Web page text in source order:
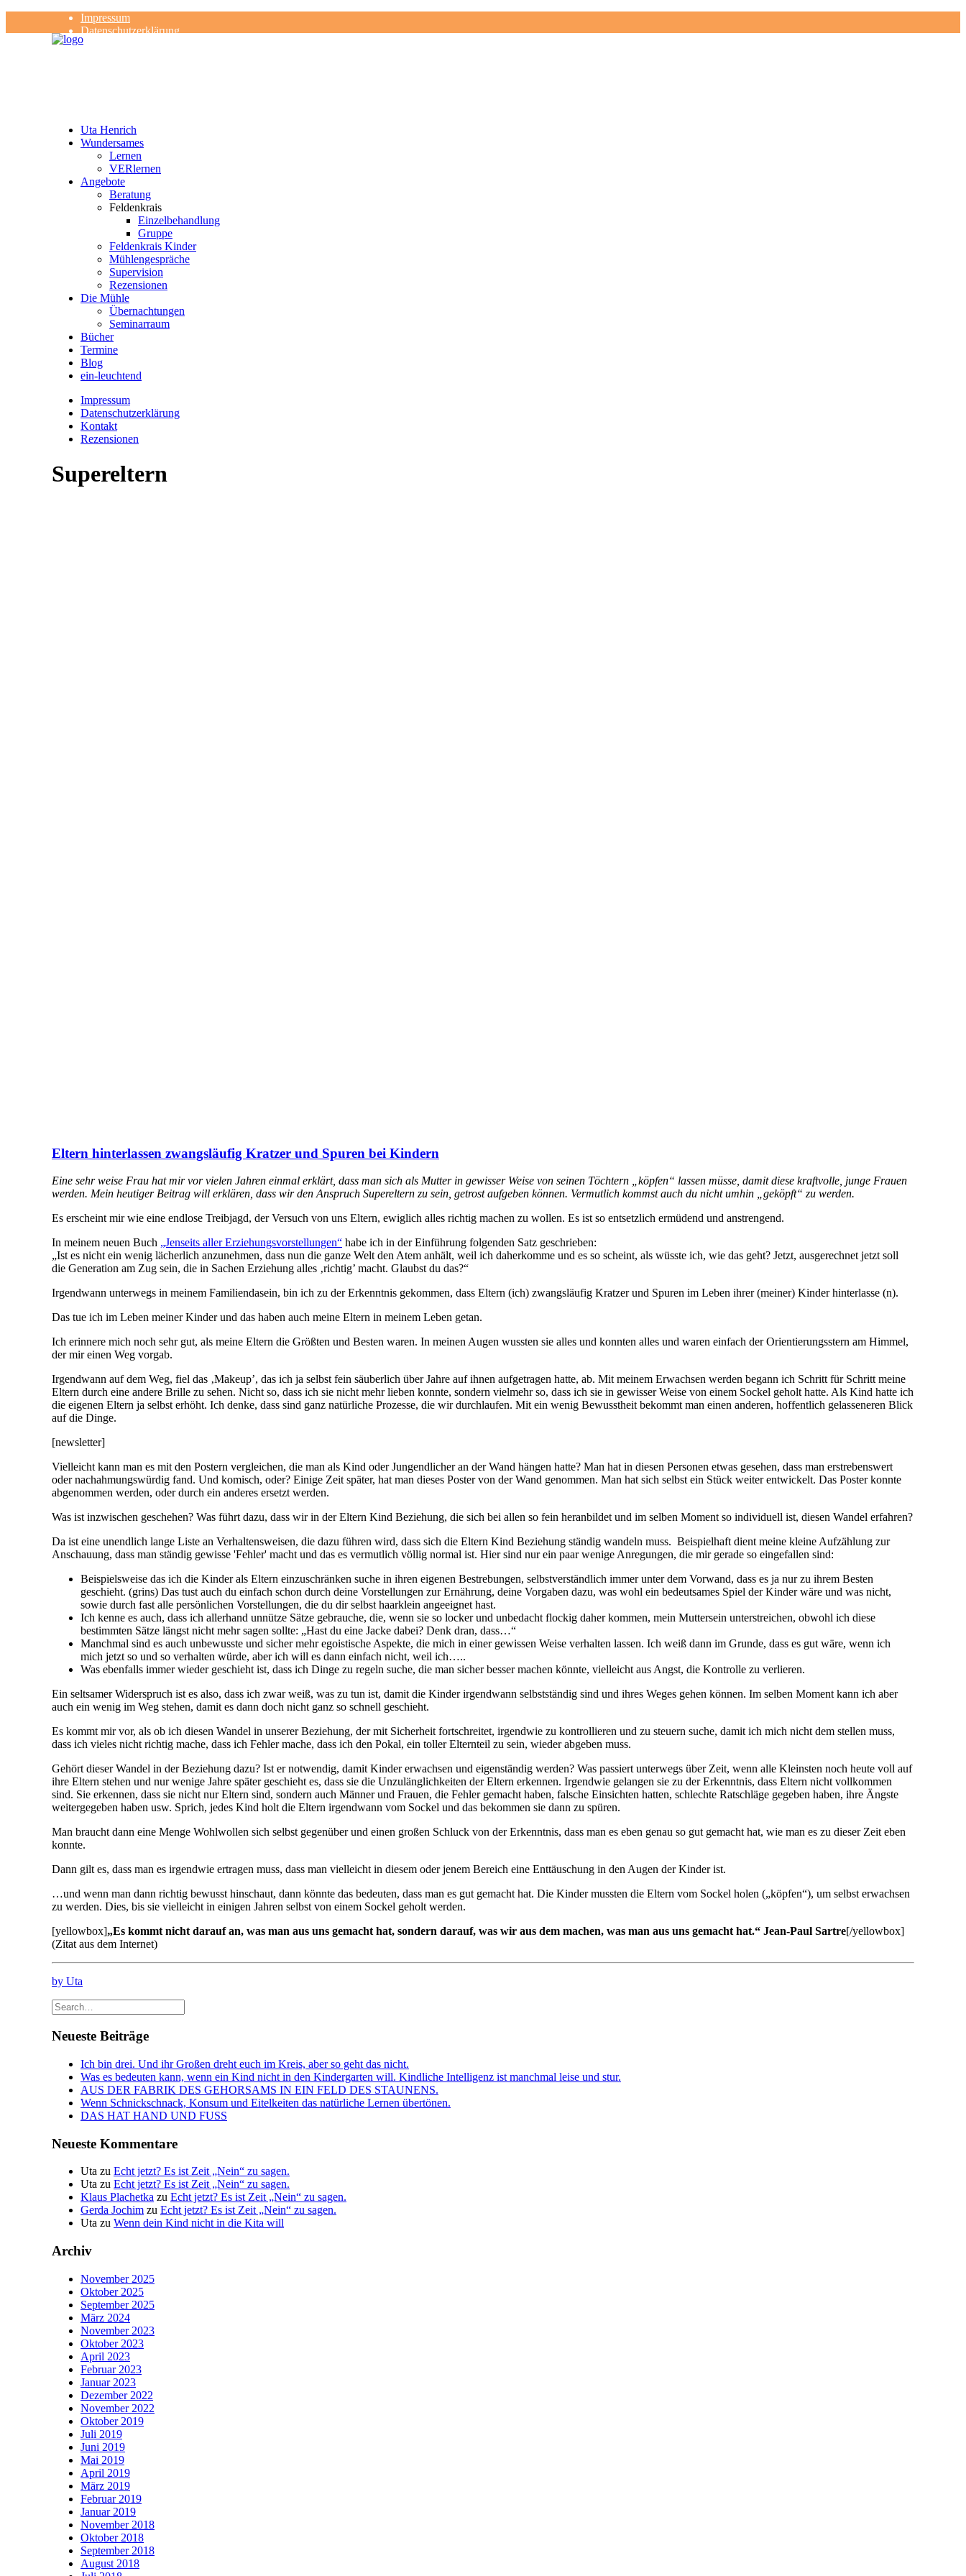
Impressum
Datenschutzerklärung
Kontakt
Uta Henrich
Wundersames
Lernen
VERlernen
Angebote
Beratung
Feldenkrais
Einzelbehandlung
Gruppe
Feldenkrais Kinder
Mühlengespräche
Supervision
Rezensionen
Die Mühle
Übernachtungen
Seminarraum
Bücher
Termine
Blog
ein-leuchtend
Impressum
Datenschutzerklärung
Kontakt
Rezensionen
Supereltern
Eltern hinterlassen zwangsläufig Kratzer und Spuren bei Kindern
Eine sehr weise Frau hat mir vor vielen Jahren einmal erklärt, dass man sich als Mutter in gewisser Weise von seinen Töchtern „köpfen“ lassen müsse, damit diese kraftvolle, junge Frauen
werden. Mein heutiger Beitrag will erklären, dass wir den Anspruch Supereltern zu sein, getrost aufgeben können. Vermutlich kommst auch du nicht umhin „geköpft“ zu werden.
Es erscheint mir wie eine endlose Treibjagd, der Versuch von uns Eltern, ewiglich alles richtig machen zu wollen. Es ist so entsetzlich ermüdend und anstrengend.
In meinem neuen Buch „Jenseits aller Erziehungsvorstellungen“ habe ich in der Einführung folgenden Satz geschrieben:
„Ist es nicht ein wenig lächerlich anzunehmen, dass nun die ganze Welt den Atem anhält, weil ich daherkomme und es so scheint, als wüsste ich, wie das geht? Jetzt, ausgerechnet jetzt soll
die Generation am Zug sein, die in Sachen Erziehung alles ‚richtig’ macht. Glaubst du das?“
Irgendwann unterwegs in meinem Familiendasein, bin ich zu der Erkenntnis gekommen, dass Eltern (ich) zwangsläufig Kratzer und Spuren im Leben ihrer (meiner) Kinder hinterlasse (n).
Das tue ich im Leben meiner Kinder und das haben auch meine Eltern in meinem Leben getan.
Ich erinnere mich noch sehr gut, als meine Eltern die Größten und Besten waren. In meinen Augen wussten sie alles und konnten alles und waren einfach der Orientierungsstern am Himmel,
der mir einen Weg vorgab.
Irgendwann auf dem Weg, fiel das ‚Makeup’, das ich ja selbst fein säuberlich über Jahre auf ihnen aufgetragen hatte, ab. Mit meinem Erwachsen werden begann ich Schritt für Schritt meine
Eltern durch eine andere Brille zu sehen. Nicht so, dass ich sie nicht mehr lieben konnte, sondern vielmehr so, dass ich sie in gewisser Weise von einem Sockel geholt hatte. Als Kind hatte ich
die eigenen Eltern ja selbst erhöht. Ich denke, dass sind ganz natürliche Prozesse, die wir durchlaufen. Mit ein wenig Bewusstheit bekommt man einen anderen, hoffentlich gelasseneren Blick
auf die Dinge.
[newsletter]
Vielleicht kann man es mit den Postern vergleichen, die man als Kind oder Jungendlicher an der Wand hängen hatte? Man hat in diesen Personen etwas gesehen, dass man erstrebenswert
oder nachahmungswürdig fand. Und komisch, oder? Einige Zeit später, hat man dieses Poster von der Wand genommen. Man hat sich selbst ein Stück weiter entwickelt. Das Poster konnte
abgenommen werden, oder durch ein anderes ersetzt werden.
Was ist inzwischen geschehen? Was führt dazu, dass wir in der Eltern Kind Beziehung, die sich bei allen so fein heranbildet und im selben Moment so individuell ist, diesen Wandel erfahren?
Da ist eine unendlich lange Liste an Verhaltensweisen, die dazu führen wird, dass sich die Eltern Kind Beziehung ständig wandeln muss. Beispielhaft dient meine kleine Aufzählung zur
Anschauung, dass man ständig gewisse 'Fehler' macht und das es vermutlich völlig normal ist. Hier sind nur ein paar wenige Anregungen, die mir gerade so eingefallen sind:
Beispielsweise das ich die Kinder als Eltern einzuschränken suche in ihren eigenen Bestrebungen, selbstverständlich immer unter dem Vorwand, dass es ja nur zu ihrem Besten
geschieht. (grins) Das tust auch du einfach schon durch deine Vorstellungen zur Ernährung, deine Vorgaben dazu, was wohl ein bedeutsames Spiel der Kinder wäre und was nicht,
sowie durch fast alle persönlichen Vorstellungen, die du dir selbst haarklein angeeignet hast.
Ich kenne es auch, dass ich allerhand unnütze Sätze gebrauche, die, wenn sie so locker und unbedacht flockig daher kommen, mein Muttersein unterstreichen, obwohl ich diese
bestimmten Sätze längst nicht mehr sagen sollte: „Hast du eine Jacke dabei? Denk dran, dass…“
Manchmal sind es auch unbewusste und sicher mehr egoistische Aspekte, die mich in einer gewissen Weise verhalten lassen. Ich weiß dann im Grunde, dass es gut wäre, wenn ich
mich jetzt so und so verhalten würde, aber ich will es dann einfach nicht, weil ich…..
Was ebenfalls immer wieder geschieht ist, dass ich Dinge zu regeln suche, die man sicher besser machen könnte, vielleicht aus Angst, die Kontrolle zu verlieren.
Ein seltsamer Widerspruch ist es also, dass ich zwar weiß, was zu tun ist, damit die Kinder irgendwann selbstständig sind und ihres Weges gehen können. Im selben Moment kann ich aber
auch ein wenig im Weg stehen, damit es dann doch nicht ganz so schnell geschieht.
Es kommt mir vor, als ob ich diesen Wandel in unserer Beziehung, der mit Sicherheit fortschreitet, irgendwie zu kontrollieren und zu steuern suche, damit ich mich nicht dem stellen muss,
dass ich vieles nicht richtig mache, dass ich Fehler mache, dass ich den Pokal, ein toller Elternteil zu sein, wieder abgeben muss.
Gehört dieser Wandel in der Beziehung dazu? Ist er notwendig, damit Kinder erwachsen und eigenständig werden? Was passiert unterwegs über Zeit, wenn alle Kleinsten noch heute voll auf
ihre Eltern stehen und nur wenige Jahre später geschieht es, dass sie die Unzulänglichkeiten der Eltern erkennen. Irgendwie gelangen sie zu der Erkenntnis, dass Eltern nicht vollkommen
sind. Sie erkennen, dass sie nicht nur Eltern sind, sondern auch Männer und Frauen, die Fehler gemacht haben, falsche Einsichten hatten, schlechte Ratschläge gegeben haben, ihre Ängste
weitergegeben haben usw. Sprich, jedes Kind holt die Eltern irgendwann vom Sockel und das bekommen sie dann zu spüren.
Man braucht dann eine Menge Wohlwollen sich selbst gegenüber und einen großen Schluck von der Erkenntnis, dass man es eben genau so gut gemacht hat, wie man es zu dieser Zeit eben
konnte.
Dann gilt es, dass man es irgendwie ertragen muss, dass man vielleicht in diesem oder jenem Bereich eine Enttäuschung in den Augen der Kinder ist.
…und wenn man dann richtig bewusst hinschaut, dann könnte das bedeuten, dass man es gut gemacht hat. Die Kinder mussten die Eltern vom Sockel holen („köpfen“), um selbst erwachsen
zu werden. Dies, bis sie vielleicht in einigen Jahren selbst von einem Sockel geholt werden.
[yellowbox]„Es kommt nicht darauf an, was man aus uns gemacht hat, sondern darauf, was wir aus dem machen, was man aus uns gemacht hat.“ Jean-Paul Sartre[/yellowbox]
(Zitat aus dem Internet)
by Uta
Neueste Beiträge
Ich bin drei. Und ihr Großen dreht euch im Kreis, aber so geht das nicht.
Was es bedeuten kann, wenn ein Kind nicht in den Kindergarten will. Kindliche Intelligenz ist manchmal leise und stur.
AUS DER FABRIK DES GEHORSAMS IN EIN FELD DES STAUNENS.
Wenn Schnickschnack, Konsum und Eitelkeiten das natürliche Lernen übertönen.
DAS HAT HAND UND FUSS
Neueste Kommentare
Uta zu Echt jetzt? Es ist Zeit „Nein“ zu sagen.
Uta zu Echt jetzt? Es ist Zeit „Nein“ zu sagen.
Klaus Plachetka zu Echt jetzt? Es ist Zeit „Nein“ zu sagen.
Gerda Jochim zu Echt jetzt? Es ist Zeit „Nein“ zu sagen.
Uta zu Wenn dein Kind nicht in die Kita will
Archiv
November 2025
Oktober 2025
September 2025
März 2024
November 2023
Oktober 2023
April 2023
Februar 2023
Januar 2023
Dezember 2022
November 2022
Oktober 2019
Juli 2019
Juni 2019
Mai 2019
April 2019
März 2019
Februar 2019
Januar 2019
November 2018
Oktober 2018
September 2018
August 2018